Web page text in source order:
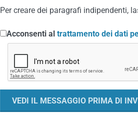
Per creare dei paragrafi indipendenti,
Acconsenti al trattamento dei dati